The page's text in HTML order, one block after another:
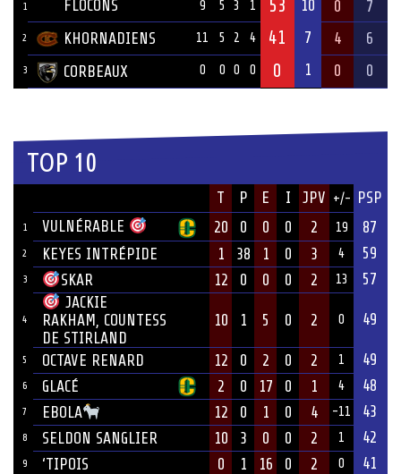
1 FLOCONS 9 5 3 1 53 10 0 7
2 KHORNADIENS 11 5 2 4 41 7 4 6
3 CORBEAUX 0 0 0 0 0 1 0 0
TOP 10
T P E I JPV +/- PSP
1 VULNÉRABLE 20 0 0 0 2 19 87
2 KEYES INTRÉPIDE 1 38 1 0 3 4 59
3 SKAR 12 0 0 0 2 13 57
4
JACKIE
RAKHAM, COUNTESS
DE STIRLAND
10 1 5 0 2 0 49
5 OCTAVE RENARD 12 0 2 0 2 1 49
6 GLACÉ 2 0 17 0 1 4 48
7 EBOLA 12 0 1 0 4 -11 43
8 SELDON SANGLIER 10 3 0 0 2 1 42
9 ‘TIPOIS 0 1 16 0 2 0 41